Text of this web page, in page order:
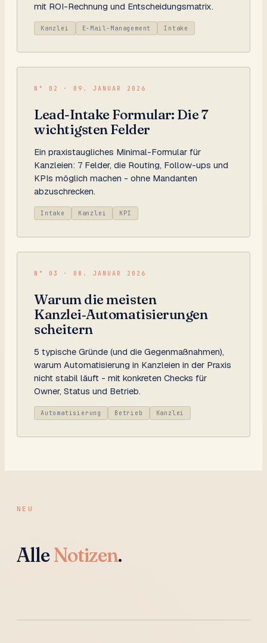
mit ROI-Rechnung und Entscheidungsmatrix.
Kanzlei E-Mail-Management Intake
N° 02 · 09. JANUAR 2026
Lead-Intake Formular: Die 7
wichtigsten Felder
Ein praxistaugliches Minimal-Formular für
Kanzleien: 7 Felder, die Routing, Follow-ups und
KPIs möglich machen - ohne Mandanten
abzuschrecken.
Intake Kanzlei KPI
N° 03 · 08. JANUAR 2026
Warum die meisten
Kanzlei‑Automatisierungen
scheitern
5 typische Gründe (und die Gegenmaßnahmen),
warum Automatisierung in Kanzleien in der Praxis
nicht stabil läuft - mit konkreten Checks für
Owner, Status und Betrieb.
Automatisierung Betrieb Kanzlei
NEU
AlleNotizen.